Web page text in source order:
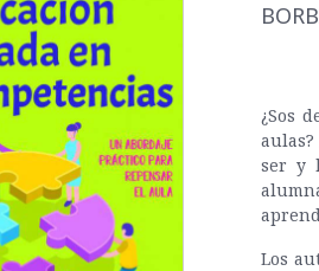
¿Sos
ser y
Los